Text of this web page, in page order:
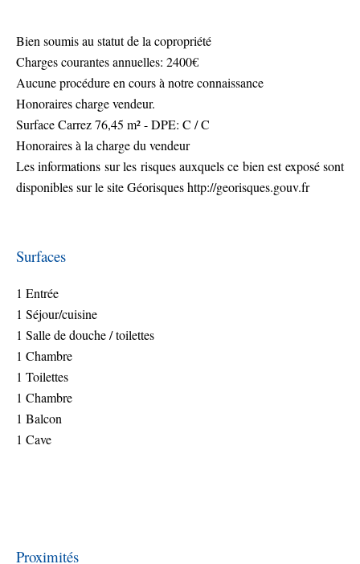
Bien soumis au statut de la copropriété
Charges courantes annuelles: 2400€
Aucune procédure en cours à notre connaissance
Honoraires charge vendeur.
Surface Carrez 76,45 m² - DPE: C / C
Honoraires à la charge du vendeur
Les informations sur les risques auxquels ce bien est exposé sont
disponibles sur le site Géorisques http://georisques.gouv.fr
Surfaces
1 Entrée
1 Séjour/cuisine
1 Salle de douche / toilettes
1 Chambre
1 Toilettes
1 Chambre
1 Balcon
1 Cave
Proximités